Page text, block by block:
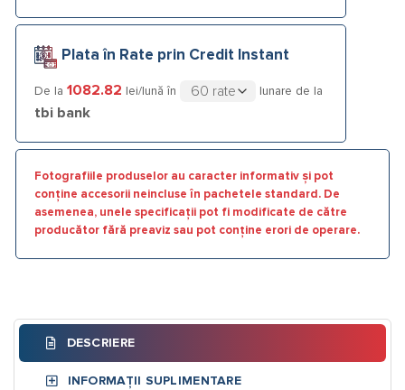
Plata în Rate prin Credit Instant
De la 1082.82 lei/lună în lunare de la
tbi bank
Fotografiile produselor au caracter informativ și pot
conține accesorii neincluse în pachetele standard. De
asemenea, unele specificații pot fi modificate de către
producător fără preaviz sau pot conține erori de operare.
DESCRIERE
INFORMAȚII SUPLIMENTARE